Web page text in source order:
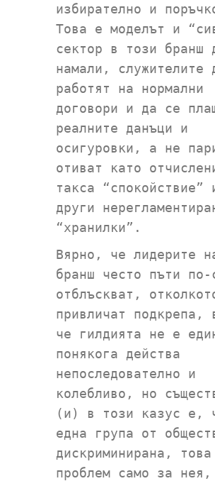
избирателно и
Това е моделът и
сектор в този бранш
намали, служителите
работят на нормални
договори и да се
реалните данъци и
осигуровки, а не
отиват като
такса “спокойствие”
други
“хранилки”.
Вярно, че лидерите
бранш често пъти по-
отблъскват,
привличат подкрепа,
че гилдията не е
понякога действа
непоследователно и
колебливо, но
(и) в този казус е,
една група от
дискриминирана,
проблем само за